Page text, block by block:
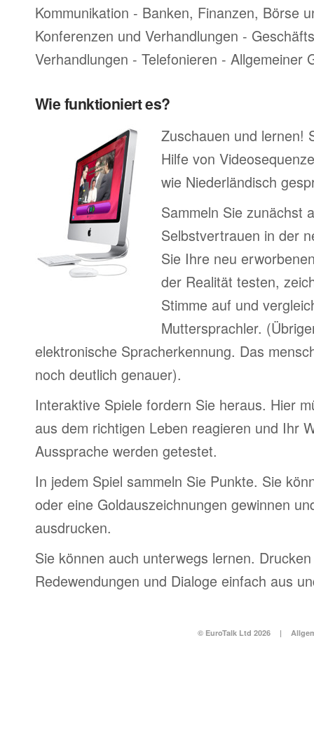
Kommunikation - Banken, Finanzen, Börse
Konferenzen und Verhandlungen -
Verhandlungen - Telefonieren - Allgemeiner
Wie funktioniert es?
Zuschauen und lernen!
Hilfe von
wie Niederländisch
Sammeln Sie zunächst
Selbstvertrauen in der
Sie Ihre neu
der Realität testen,
Stimme auf und
Muttersprachler.
elektronische Spracherkennung. Das
noch deutlich genauer).
Interaktive Spiele fordern Sie heraus. Hier
aus dem richtigen Leben reagieren und Ihr
Aussprache werden getestet.
In jedem Spiel sammeln Sie Punkte. Sie
oder eine Goldauszeichnungen gewinnen
ausdrucken.
Sie können auch unterwegs lernen.
Redewendungen und Dialoge einfach aus
© EuroTalk Ltd 2026 |